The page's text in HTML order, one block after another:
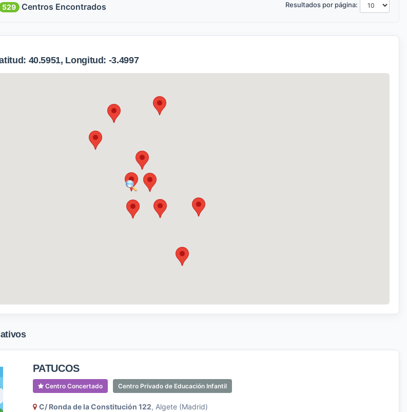
529 Centros Encontrados Resultados por página:
40.5951, Longitud: -3.4997
PATUCOS
Centro Concertado Centro Privado de Educación Infantil
C/ Ronda de la Constitución 122, Algete (Madrid)